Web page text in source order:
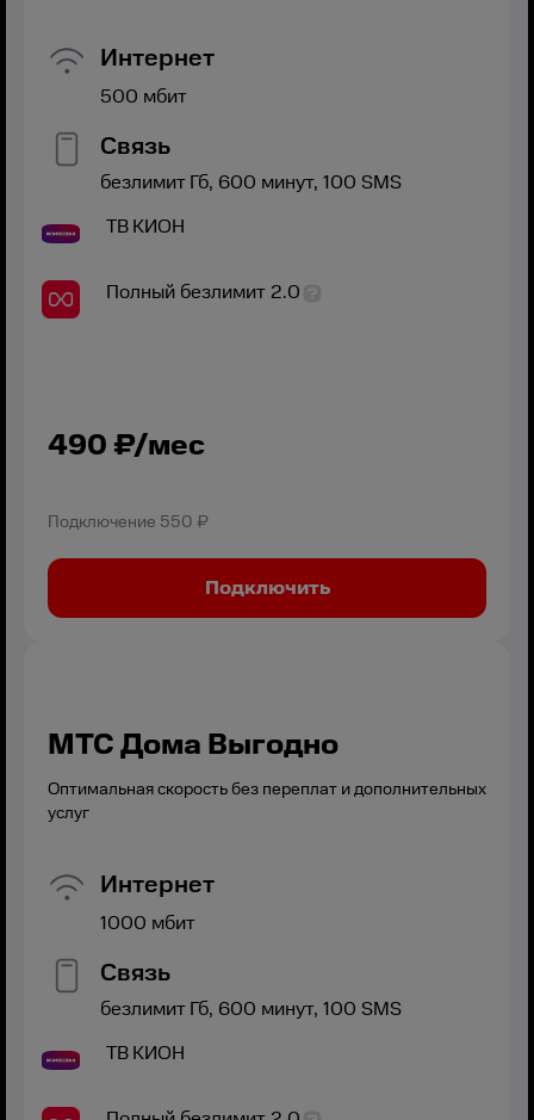
Интернет
500 мбит
Связь
безлимитГб, 600 минут, 100 SMS
ТВКИОН
Полный безлимит 2.0
490 ₽/мес
Подключение 550 ₽
Подключить
МТС Дома Выгодно
Оптимальная скорость без переплат и дополнительных
услуг
Интернет
1000 мбит
Связь
безлимитГб, 600 минут, 100 SMS
ТВКИОН